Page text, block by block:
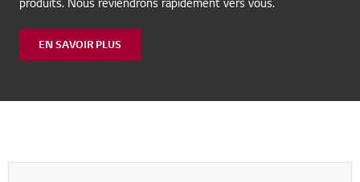
EN SAVOIR PLUS